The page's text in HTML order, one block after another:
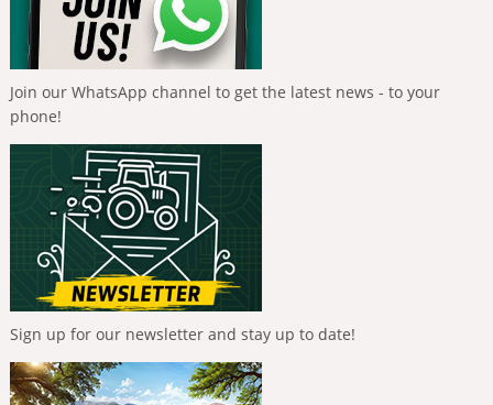
Join our WhatsApp channel to get the latest news - to your
phone!
Sign up for our newsletter and stay up to date!